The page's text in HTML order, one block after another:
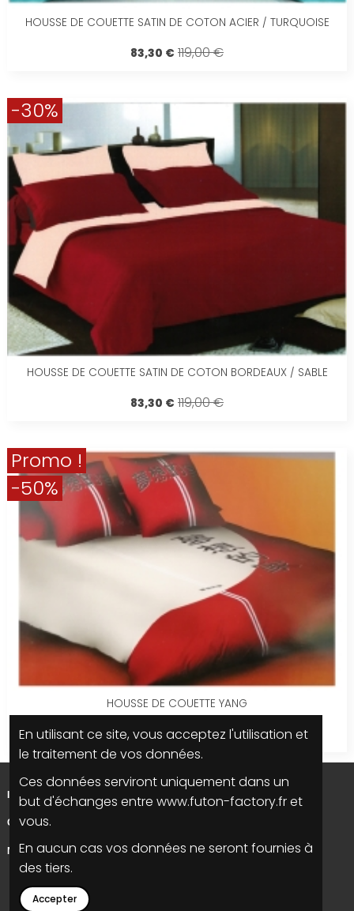
HOUSSE DE COUETTE SATIN DE COTON ACIER / TURQUOISE
83,30 € 119,00 €
-30%
HOUSSE DE COUETTE SATIN DE COTON BORDEAUX / SABLE
83,30 € 119,00 €
Promo !
-50%
HOUSSE DE COUETTE YANG
19,00 € 38,00 €
INFORMATIONS
CONTACTEZ NOUS
NOUS SUIVRE
En utilisant ce site, vous acceptez l'utilisation et
le traitement de vos données.
Ces données serviront uniquement dans un
but d'échanges entre www.futon-factory.fr et
vous.
En aucun cas vos données ne seront fournies à
des tiers.
Accepter